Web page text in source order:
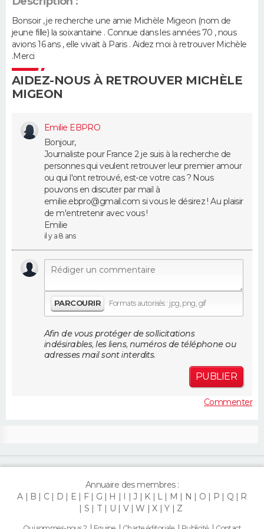
Alimentation
Guide de la santé
Maladies
Médicaments
Sommeil
VOYAGE
Destinations
City break
Voyage nature
Voyage de noces
Forum
Climat
PHOTO
GUIDES D'ACHAT
CARTE DE VOEUX
Carte de Noël
Carte Bonne année
Carte Saint-Valentin
Carte Pâques
Carte d'anniversaire
DICTIONNAIRE
Dictionnaire
Biographies
Expressions
Proverbes
PROGRAMME TV
COPAINS D'AVANT
Se connecter
Entreprises
Service militaire
Avis de recherche
FORUM
Bonsoir , je recherche une amie Michèle Migeon (nom de
jeune fille) la soixantaine . Connue dans les années 70 , nous
avions 16 ans , elle vivait à Paris . Aidez moi à retrouver Michèle
.Merci
AIDEZ-NOUS À RETROUVER MICHÈLE
MIGEON
Emilie EBPRO
Bonjour,
Journaliste pour France 2 je suis à la recherche de
personnes qui veulent retrouver leur premier amour
ou qui l'ont retrouvé, est-ce votre cas ? Nous
pouvons en discuter par mail à
emilie.ebpro@gmail.com si vous le désirez ! Au plaisir
de m'entretenir avec vous !
Emilie
il y a 8 ans
PARCOURIR Formats autorisés : jpg, png, gif
Afin de vous protéger de sollicitations
indésirables, les liens, numéros de téléphone ou
adresses mail sont interdits.
PUBLIER
Commenter
Annuaire des membres :
A
B C D E F G H I J K L M N O P Q
R
S
T U V W X Y Z